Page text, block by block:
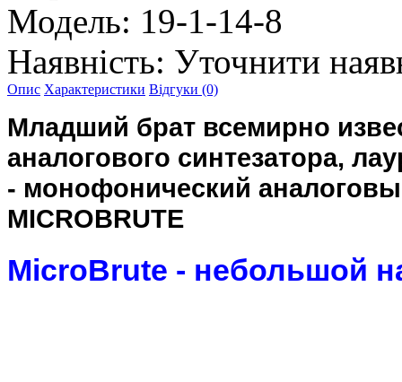
Модель: 19-1-14-8
Наявність: Уточнити
Опис Характеристики Відгуки (0)
Младший брат всемирно
аналогового синтезатора,
- монофонический
MICROBRUTE
MicroBrute - небольшой